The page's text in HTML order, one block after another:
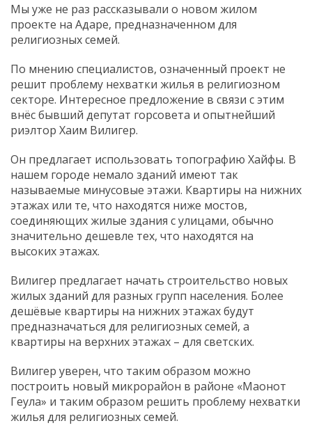
Мы уже не раз рассказывали о новом жилом
проекте на Адаре, предназначенном для
религиозных семей.
По мнению специалистов, означенный проект не
решит проблему нехватки жилья в религиозном
секторе. Интересное предложение в связи с этим
внёс бывший депутат горсовета и опытнейший
риэлтор Хаим Вилигер.
Он предлагает использовать топографию Хайфы. В
нашем городе немало зданий имеют так
называемые минусовые этажи. Квартиры на нижних
этажах или те, что находятся ниже мостов,
соединяющих жилые здания с улицами, обычно
значительно дешевле тех, что находятся на
высоких этажах.
Вилигер предлагает начать строительство новых
жилых зданий для разных групп населения. Более
дешёвые квартиры на нижних этажах будут
предназначаться для религиозных семей, а
квартиры на верхних этажах – для светских.
Вилигер уверен, что таким образом можно
построить новый микрорайон в районе «Маонот
Геула» и таким образом решить проблему нехватки
жилья для религиозных семей.